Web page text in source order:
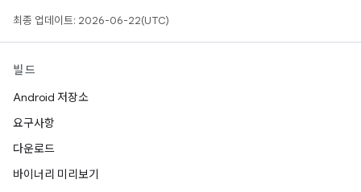
최종 업데이트: 2026-06-22(UTC)
빌드
Android 저장소
요구사항
다운로드
바이너리 미리보기